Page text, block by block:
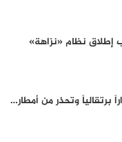
إطلاق نظام «نزاهة»
برتقالياً وتحذر من أمطار…